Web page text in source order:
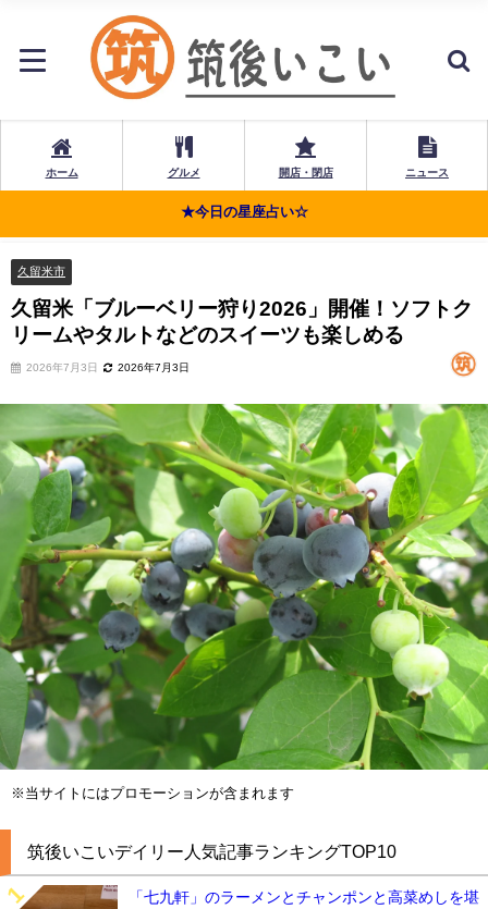
ホーム グルメ 開店・閉店 ニュース
★今日の星座占い☆
久留米市
久留米「ブルーベリー狩り2026」開催！ソフトク
リームやタルトなどのスイーツも楽しめる
2026年7月3日 2026年7月3日
※当サイトにはプロモーションが含まれます
筑後いこいデイリー人気記事ランキングTOP10
「七九軒」のラーメンとチャンポンと高菜めしを堪